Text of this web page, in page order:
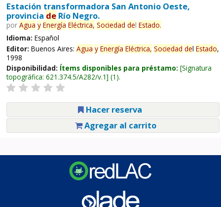
Estación transformadora San Antonio Oeste,
provincia deRío Negro.
por Agua y Energía Eléctrica, Sociedad del Estado.
Idioma: Español
Editor: Buenos Aires: Agua y Energía Eléctrica, Sociedad del Estado,
1998
Disponibilidad: Ítems disponibles para préstamo: Signatura
topográfica: 621.374.5/A282/v.1 (1).
Hacer reserva
Agregar al carrito